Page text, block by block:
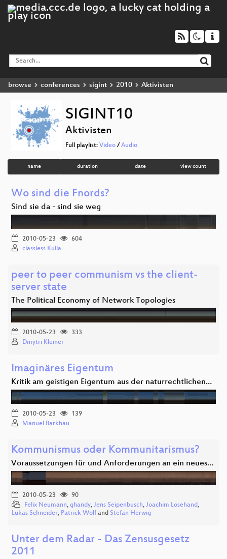
browse conferences sigint 2010 Aktivisten
SIGINT10
Aktivisten
Full playlist: Video / Audio
name duration date view count
Wo sind die Fnords?
Sind sie da - sind sie weg
2010-05-23
604
classless Kulla
peer to peer communism vs the client-
server state
The Political Economy of Network Topologies
2010-05-23
333
Dmytri Kleiner
Imaginäres Eigentum
Kritik am geistigen Eigentum aus der naturrechtlichen…
2010-05-23
139
Manuel Barkhau
Kommunismus oder Kommunitarismus?
Voraussetzungen für und Anforderungen an ein neues…
2010-05-23
90
Felix Neumann, ghandy, Jens Seipenbusch, Joachim Losehand,
Lukas Schneider, Patrick Wolf and Stefan Herwig
Unter dem Radar - Das Zensusgesetz
2011